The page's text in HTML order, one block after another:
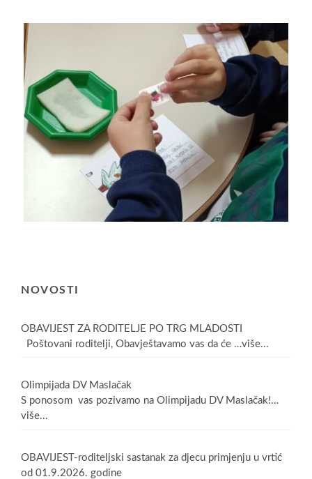
NOVOSTI
OBAVIJEST ZA RODITELJE PO TRG MLADOSTI
Poštovani roditelji, Obavještavamo vas da će …više...
Olimpijada DV Maslačak
S ponosom vas pozivamo na Olimpijadu DV Maslačak!…
više...
OBAVIJEST-roditeljski sastanak za djecu primjenju u vrtić
od 01.9.2026. godine